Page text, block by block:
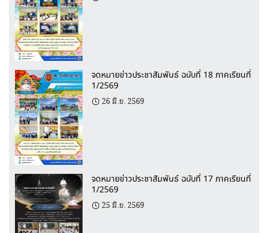
จดหมายข่าวประชาสัมพันธ์ ฉบับที่ 18 ภาคเรียนที่
1/2569
26 มิ.ย. 2569
จดหมายข่าวประชาสัมพันธ์ ฉบับที่ 17 ภาคเรียนที่
1/2569
25 มิ.ย. 2569